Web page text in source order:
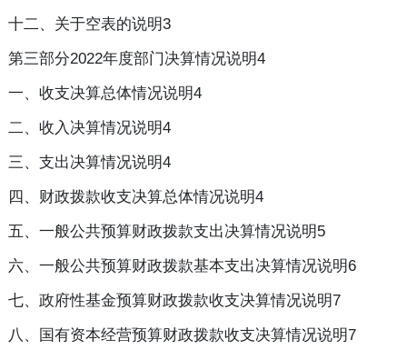
十二、关于空表的说明3
第三部分2022年度部门决算情况说明4
一、收支决算总体情况说明4
二、收入决算情况说明4
三、支出决算情况说明4
四、财政拨款收支决算总体情况说明4
五、一般公共预算财政拨款支出决算情况说明5
六、一般公共预算财政拨款基本支出决算情况说明6
七、政府性基金预算财政拨款收支决算情况说明7
八、国有资本经营预算财政拨款收支决算情况说明7